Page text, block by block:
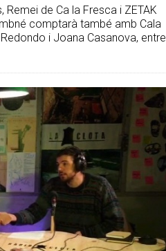
de Ca la Fresca i ZETAK
comptarà també amb Cala
i Joana Casanova, entre